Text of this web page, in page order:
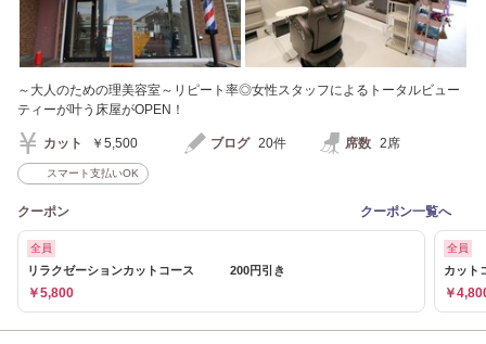
～大人のための理美容室～リピート率◎女性スタッフによるトータルビュー
ティーが叶う床屋がOPEN！
カット ￥5,500 ブログ 20件 席数 2席
スマート支払いOK
クーポン クーポン一覧へ
全員
リラクゼーションカットコース 200円引き
￥5,800
全員
カッ
￥